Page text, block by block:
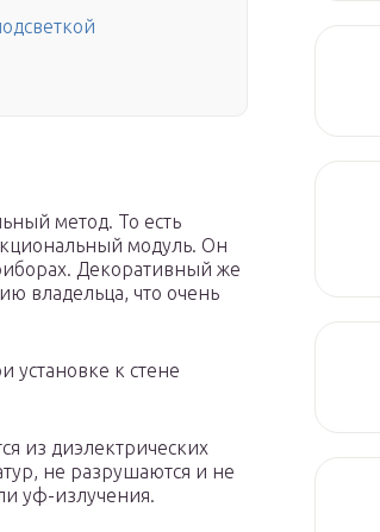
метод. То есть
модуль. Он
Декоративный же
владельца, что очень
установке к стене
из диэлектрических
не разрушаются и не
уф-излучения.